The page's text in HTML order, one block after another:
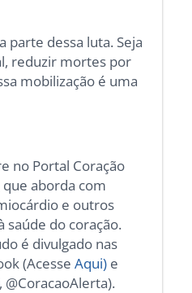
parte dessa luta. Seja
reduzir mortes por
mobilização é uma
no Portal Coração
que aborda com
e outros
saúde do coração.
é divulgado nas
(AcesseAqui) e
, @CoracaoAlerta).